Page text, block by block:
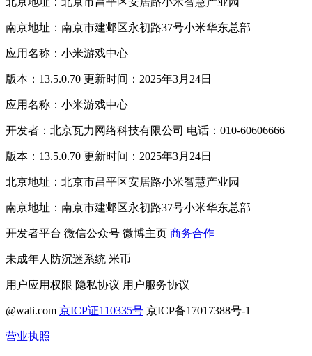
南京地址：南京市建邺区永初路37号小米华东总部
应用名称：小米游戏中心
版本：13.5.0.70 更新时间：2025年3月24日
应用名称：小米游戏中心
开发者：北京瓦力网络科技有限公司 电话：010-60606666
版本：13.5.0.70 更新时间：2025年3月24日
北京地址：北京市昌平区安居路小米智慧产业园
南京地址：南京市建邺区永初路37号小米华东总部
开发者平台 微信公众号 微博主页 商务合作
未成年人防沉迷系统 米币
用户应用权限 隐私协议 用户服务协议
@wali.com 京ICP证110335号 京ICP备17017388号-1
营业执照